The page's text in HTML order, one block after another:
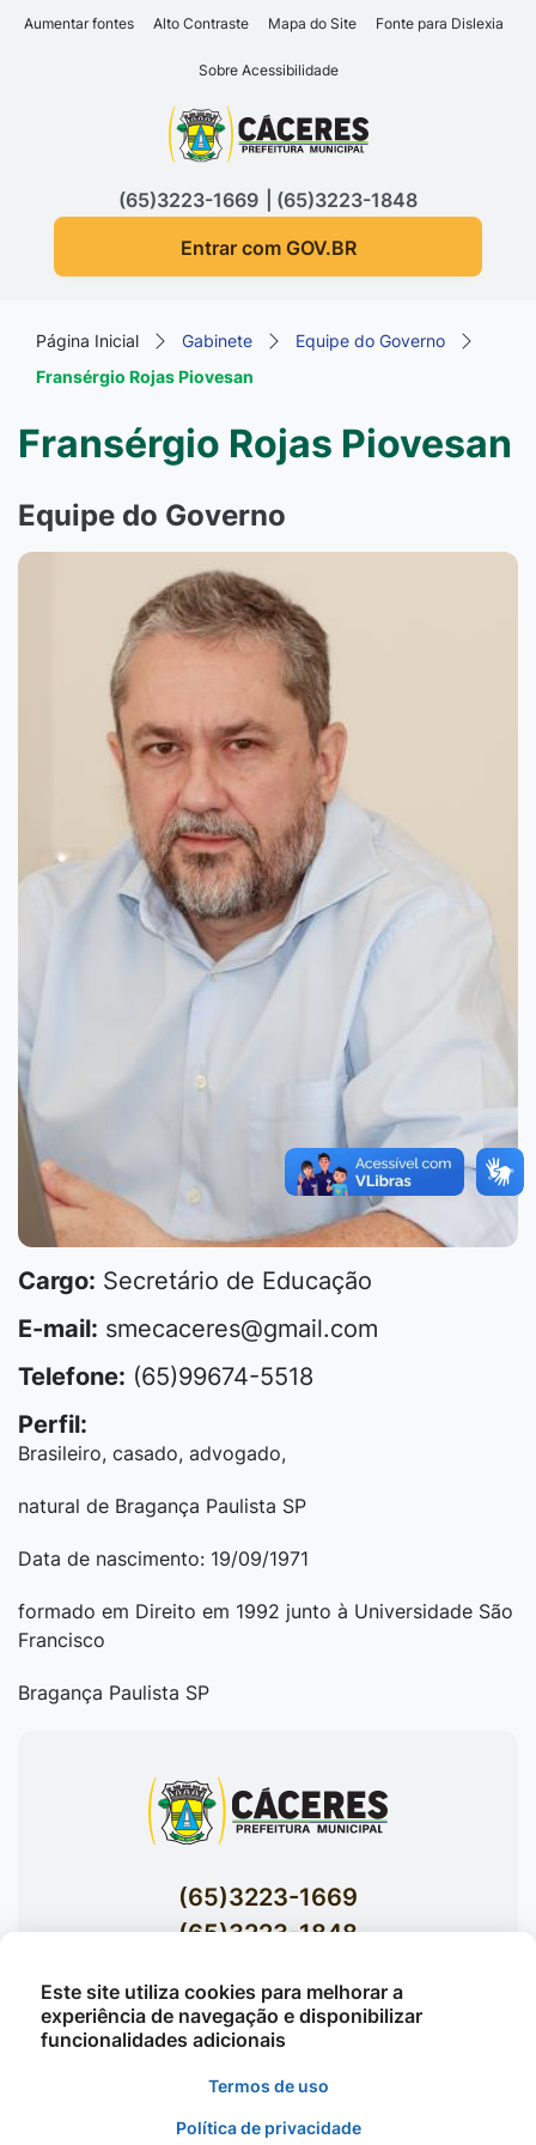
Seção de atalhos e links
Ir para o conteúdo [alt+1]
Ir para o rodapé [alt+4]
Aumentar fontes Alto Contraste Mapa do Site Fonte para Dislexia
Sobre Acessibilidade
Seção do menu principal
(65)3223-1669
(65)3223-1848
Entrar com GOV.BR
Página Inicial Gabinete
Equipe do Governo
Fransérgio Rojas Piovesan
Fransérgio Rojas Piovesan
Equipe do Governo
Cargo: Secretário de Educação
E-mail: smecaceres@gmail.com
Telefone: (65)99674-5518
Perfil:
Brasileiro, casado, advogado,
natural de Bragança Paulista SP
Data de nascimento: 19/09/1971
formado em Direito em 1992 junto à Universidade São
Francisco
Bragança Paulista SP
(65)3223-1669
(65)3223-1848
Av. Brasil nº 119 Bairro Jardim Celeste -
Cáceres
©2026 - Prefeitura Municipal de Cáceres - Todos os
Este site utiliza cookies para melhorar a
experiência de navegação e disponibilizar
funcionalidades adicionais
Termos de uso
Política de privacidade